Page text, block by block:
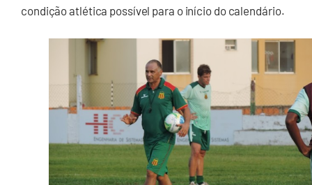
condição atlética possível para o início do calendário.